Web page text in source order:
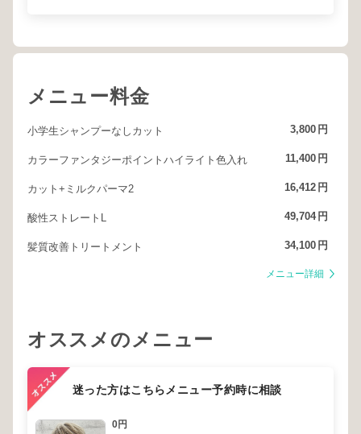
メニュー料金
小学生シャンプーなしカット 3,800 円
カラーファンタジーポイントハイライト色入れ 11,400 円
カット+ミルクパーマ2 16,412 円
酸性ストレートL 49,704 円
髪質改善トリートメント 34,100 円
メニュー詳細
オススメのメニュー
迷った方はこちらメニュー予約時に相談
0円